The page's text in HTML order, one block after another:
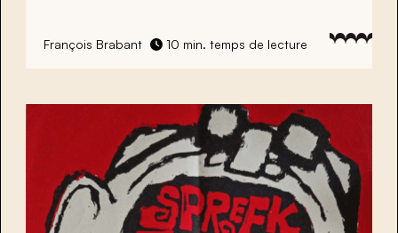
François Brabant 10 min. temps de lecture